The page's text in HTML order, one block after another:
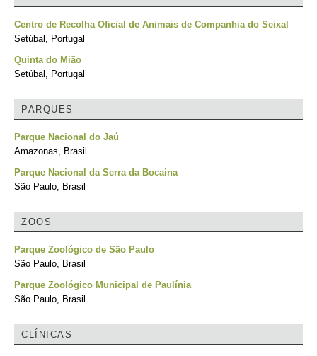
Centro de Recolha Oficial de Animais de Companhia do Seixal
Setúbal, Portugal
Quinta do Mião
Setúbal, Portugal
PARQUES
Parque Nacional do Jaú
Amazonas, Brasil
Parque Nacional da Serra da Bocaina
São Paulo, Brasil
ZOOS
Parque Zoológico de São Paulo
São Paulo, Brasil
Parque Zoológico Municipal de Paulínia
São Paulo, Brasil
CLÍNICAS